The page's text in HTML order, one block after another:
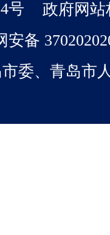
号 政府网
安备
委、青岛市